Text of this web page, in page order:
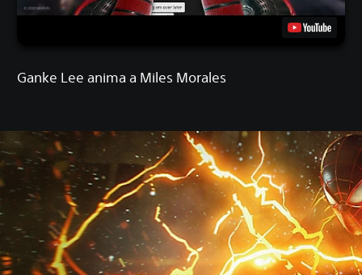
Ganke Lee anima a Miles Morales